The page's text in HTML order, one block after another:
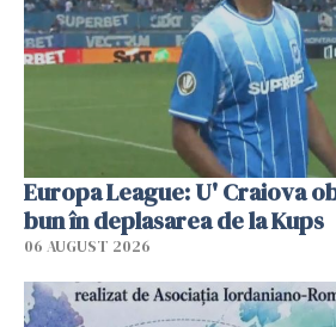
Europa League: U' Craiova
bun în deplasarea de la Kups
06 AUGUST 2026